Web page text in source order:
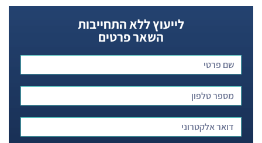
לייעוץ ללא התחייבות
השאר פרטים